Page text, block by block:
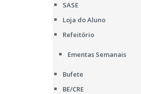
SASE
Loja do Aluno
Refeitório
Ementas Semanais
Bufete
BE/CRE
04
NOV
2016
Día de los Muertos